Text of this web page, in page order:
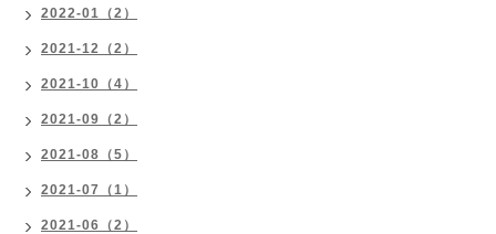
2022-01（2）
2021-12（2）
2021-10（4）
2021-09（2）
2021-08（5）
2021-07（1）
2021-06（2）